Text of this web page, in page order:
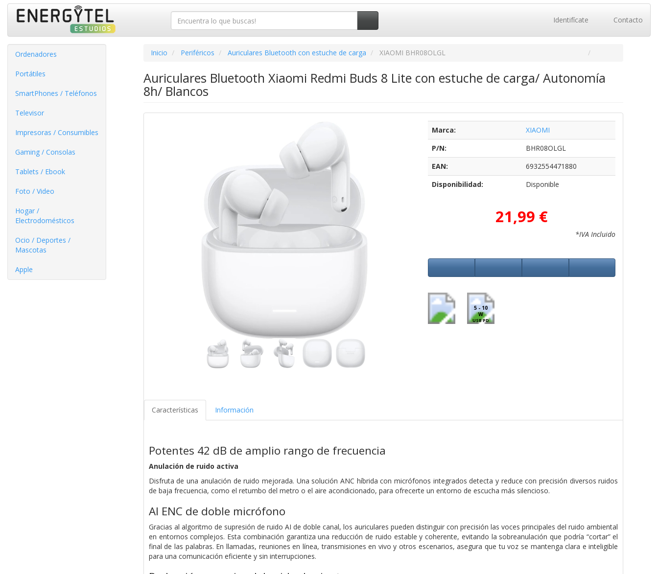
Identifícate Contacto
Ordenadores
Portátiles
SmartPhones / Teléfonos
Televisor
Impresoras / Consumibles
Gaming / Consolas
Tablets / Ebook
Foto / Video
Hogar /
Electrodomésticos
Ocio / Deportes /
Mascotas
Apple
Inicio Periféricos Auriculares Bluetooth con estuche de carga XIAOMI BHR08OLGL
Auriculares Bluetooth Xiaomi Redmi Buds 8 Lite con estuche de carga/ Autonomía
8h/ Blancos
Marca:
XIAOMI
P/N:
BHR08OLGL
EAN:
6932554471880
Disponibilidad:
Disponible
21,99 €
*IVA Incluido
5 - 10
W
USB PD
Características Información
Potentes 42 dB de amplio rango de frecuencia
Anulación de ruido activa
Disfruta de una anulación de ruido mejorada. Una solución ANC híbrida con micrófonos integrados detecta y reduce con precisión diversos ruidos
de baja frecuencia, como el retumbo del metro o el aire acondicionado, para ofrecerte un entorno de escucha más silencioso.
AI ENC de doble micrófono
Gracias al algoritmo de supresión de ruido AI de doble canal, los auriculares pueden distinguir con precisión las voces principales del ruido ambiental
en entornos complejos. Esta combinación garantiza una reducción de ruido estable y coherente, evitando la sobreanulación que podría “cortar” el
final de las palabras. En llamadas, reuniones en línea, transmisiones en vivo y otros escenarios, asegura que tu voz se mantenga clara e inteligible
para una comunicación eficiente y sin interrupciones.